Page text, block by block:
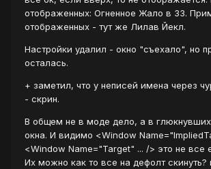
отображенных: Огненное Жало в ЗЗ.
отображенных - тут же Лилав Йекл.
Настройки удалил - окно "съехало", но
осталась.
+ заметил, что у неписей имена через
- скрин.
В общем не в моде дело, а в глюкнувших
окна. И видимо <Window
<Window Name="Target" ... /> это не все
Их можно как то все на дефолт скинуть?